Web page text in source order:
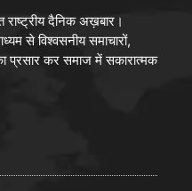
राष्ट्रीय दैनिक अख़बार।
से विश्वसनीय समाचारों,
प्रसार कर समाज में सकारात्मक